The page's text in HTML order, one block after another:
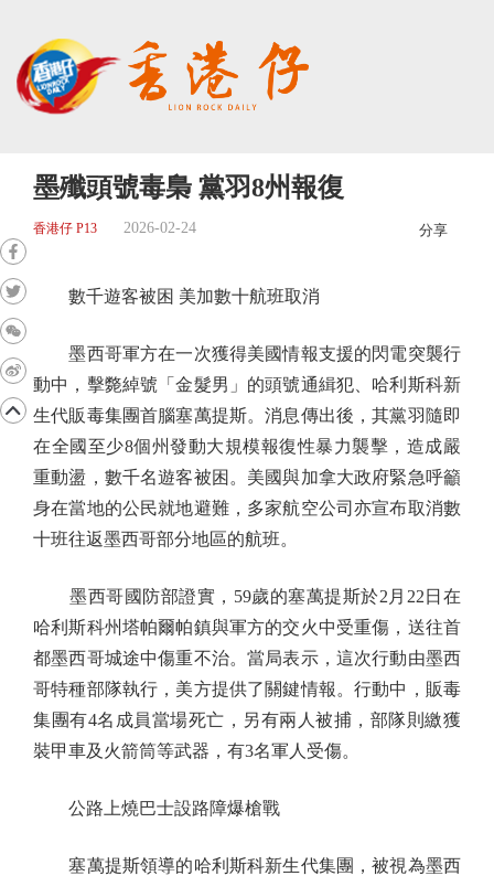
墨殲頭號毒梟 黨羽8州報復
香港仔 P13 2026-02-24 分享
數千遊客被困 美加數十航班取消
墨西哥軍方在一次獲得美國情報支援的閃電突襲行
動中，擊斃綽號「金髮男」的頭號通緝犯、哈利斯科新
生代販毒集團首腦塞萬提斯。消息傳出後，其黨羽隨即
在全國至少8個州發動大規模報復性暴力襲擊，造成嚴
重動盪，數千名遊客被困。美國與加拿大政府緊急呼籲
身在當地的公民就地避難，多家航空公司亦宣布取消數
十班往返墨西哥部分地區的航班。
墨西哥國防部證實，59歲的塞萬提斯於2月22日在
哈利斯科州塔帕爾帕鎮與軍方的交火中受重傷，送往首
都墨西哥城途中傷重不治。當局表示，這次行動由墨西
哥特種部隊執行，美方提供了關鍵情報。行動中，販毒
集團有4名成員當場死亡，另有兩人被捕，部隊則繳獲
裝甲車及火箭筒等武器，有3名軍人受傷。
公路上燒巴士設路障爆槍戰
塞萬提斯領導的哈利斯科新生代集團，被視為墨西